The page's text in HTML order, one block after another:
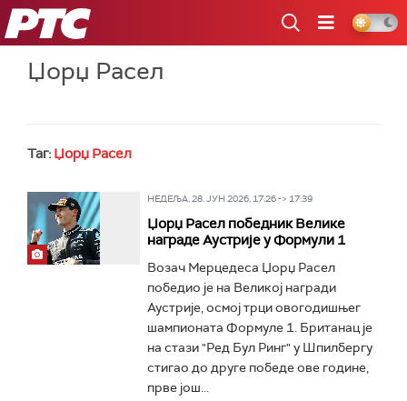
РТС
Џорџ Расел
Таг: Џорџ Расел
НЕДЕЉА, 28. ЈУН 2026, 17:26 -> 17:39
Џорџ Расел победник Велике
награде Аустрије у Формули 1
Возач Мерцедеса Џорџ Расел
победио је на Великој награди
Аустрије, осмој трци овогодишњег
шампионата Формуле 1. Британац је
на стази "Ред Бул Ринг" у Шпилбергу
стигао до друге победе ове године,
прве још...